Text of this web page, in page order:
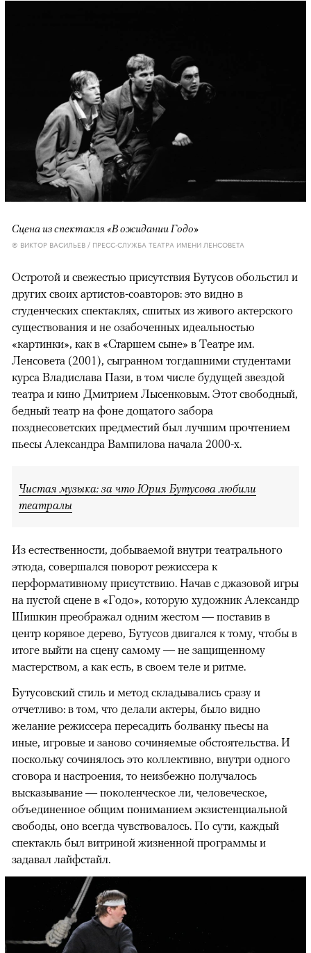
Сцена из спектакля «В ожидании Годо»
© ВИКТОР ВАСИЛЬЕВ / ПРЕСС-СЛУЖБА ТЕАТРА ИМЕНИ ЛЕНСОВЕТА
Остротой и свежестью присутствия Бутусов обольстил и
других своих артистов-соавторов: это видно в
студенческих спектаклях, сшитых из живого актерского
существования и не озабоченных идеальностью
«картинки», как в «Старшем сыне» в Театре им.
Ленсовета (2001), сыгранном тогдашними студентами
курса Владислава Пази, в том числе будущей звездой
театра и кино Дмитрием Лысенковым. Этот свободный,
бедный театр на фоне дощатого забора
позднесоветских предместий был лучшим прочтением
пьесы Александра Вампилова начала 2000-х.
Чистая музыка: за что Юрия Бутусова любили
театралы
Из естественности, добываемой внутри театрального
этюда, совершался поворот режиссера к
перформативному присутствию. Начав с джазовой игры
на пустой сцене в «Годо», которую художник Александр
Шишкин преображал одним жестом — поставив в
центр корявое дерево, Бутусов двигался к тому, чтобы в
итоге выйти на сцену самому — не защищенному
мастерством, а как есть, в своем теле и ритме.
Бутусовский стиль и метод складывались сразу и
отчетливо: в том, что делали актеры, было видно
желание режиссера пересадить болванку пьесы на
иные, игровые и заново сочиняемые обстоятельства. И
поскольку сочинялось это коллективно, внутри одного
сговора и настроения, то неизбежно получалось
высказывание — поколенческое ли, человеческое,
объединенное общим пониманием экзистенциальной
свободы, оно всегда чувствовалось. По сути, каждый
спектакль был витриной жизненной программы и
задавал лайфстайл.